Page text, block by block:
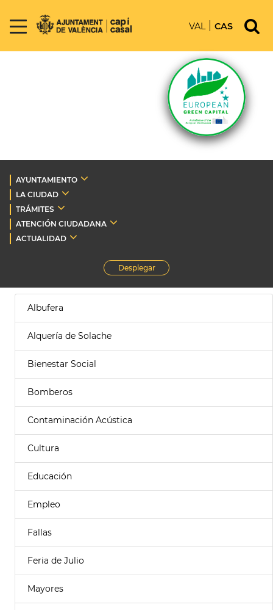
VAL CAS
AYUNTAMIENTO
LA CIUDAD
TRÁMITES
ATENCIÓN CIUDADANA
ACTUALIDAD
Desplegar
Albufera
Alquería de Solache
Bienestar Social
Bomberos
Contaminación Acústica
Cultura
Educación
Empleo
Fallas
Feria de Julio
Mayores